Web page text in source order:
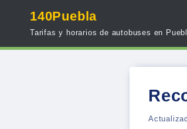
content
140Puebla
Tarifas y horarios de autobuses en